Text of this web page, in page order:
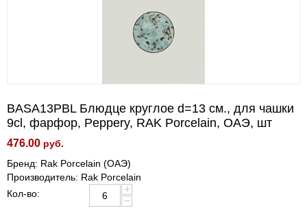
BASA13PBL Блюдце круглое d=13 см., для чашки
9cl, фарфор, Peppery, RAK Porcelain, ОАЭ, шт
476.00 руб.
Бренд: Rak Porcelain (ОАЭ)
Производитель: Rak Porcelain
Кол-во:
+
−